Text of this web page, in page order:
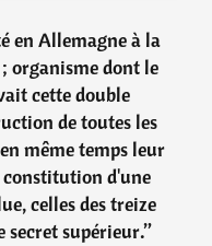
en Allemagne à la
organisme dont le
cette double
de toutes les
même temps leur
d'une
celles des treize
secret supérieur.”